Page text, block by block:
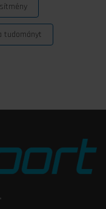
tudományt